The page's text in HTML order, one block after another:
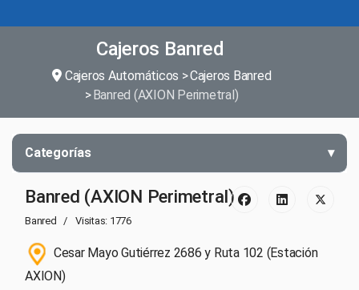
Cajeros Banred
Cajeros Automáticos
Cajeros Banred
Banred (AXION Perimetral)
Categorías
Banred (AXION Perimetral)
Banred Visitas: 1776
Cesar Mayo Gutiérrez 2686 y Ruta 102 (Estación
AXION)